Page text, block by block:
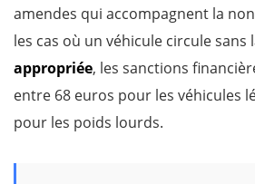
amendes qui accompagnent la
les cas où un véhicule circule sans
appropriée, les sanctions
entre 68 euros pour les véhicules
pour les poids lourds.